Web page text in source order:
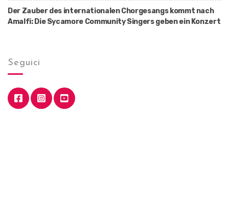
Der Zauber des internationalen Chorgesangs kommt nach
Amalfi: Die Sycamore Community Singers geben ein Konzert
Seguici